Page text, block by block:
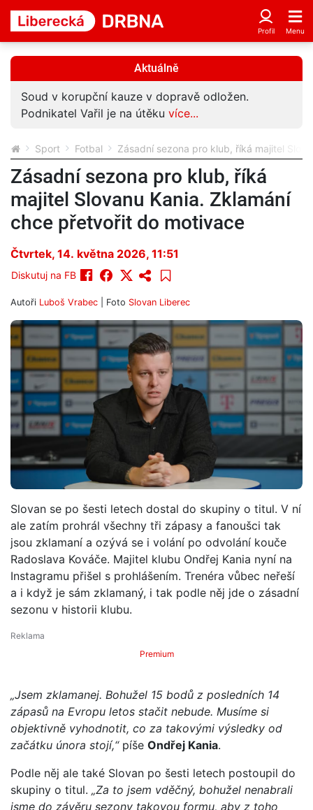
Aktuálně
Soud v korupční kauze v dopravě odložen.
Podnikatel Vařil je na útěku více...
Sport Fotbal Zásadní sezona pro klub, říká majitel
Zásadní sezona pro klub, říká
majitel Slovanu Kania. Zklamání
chce přetvořit do motivace
Čtvrtek, 14. května 2026, 11:51
Diskutuj na FB
Autoři Luboš Vrabec | Foto Slovan Liberec
Slovan se po šesti letech dostal do skupiny o titul. V ní
ale zatím prohrál všechny tři zápasy a fanoušci tak
jsou zklamaní a ozývá se i volání po odvolání kouče
Radoslava Kováče. Majitel klubu Ondřej Kania nyní na
Instagramu přišel s prohlášením. Trenéra vůbec neřeší
a i když je sám zklamaný, i tak podle něj jde o zásadní
sezonu v historii klubu.
Premium
„Jsem zklamanej. Bohužel 15 bodů z posledních 14
zápasů na Evropu letos stačit nebude. Musíme si
objektivně vyhodnotit, co za takovými výsledky od
začátku února stojí,“píše Ondřej Kania.
Podle něj ale také Slovan po šesti letech postoupil do
skupiny o titul. „Za to jsem vděčný, bohužel nenabrali
jsme do závěru sezony takovou formu, aby z toho